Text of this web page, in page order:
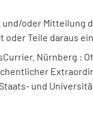
oder Mitteilung
oder Teile daraus
Nürnberg :
Staats- und